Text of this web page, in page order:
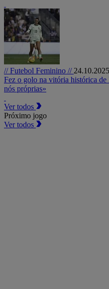
// Futebol Feminino // 24.10.2025
Fez o golo na vitória histórica de
nós próprias»
Ver todos
Próximo jogo
Ver todos